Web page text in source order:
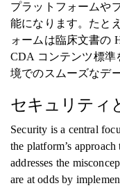
プラットフォームや
能になります。たと
ォームは臨床文書の
CDA コンテンツ標準
境でのスムーズなデ
セキュリティ
Security is a central
the platform’s
addresses the
are at odds by